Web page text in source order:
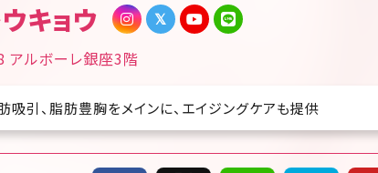
キョウ
ルボーレ銀座3階
吸引、脂肪豊胸をメインに、エイジングケアも提供